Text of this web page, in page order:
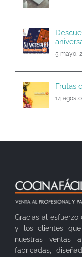
5 mayo,
Frutas
14
Gracias al
y los clientes que
nuestras ventas
fabricadas,